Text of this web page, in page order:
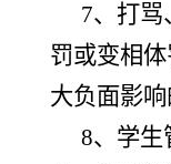
7、打骂
罚或变相
大负面影响
8、学生